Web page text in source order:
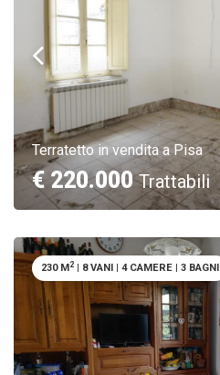
Terratetto in vendita a Pisa
€ 220.000Trattabili
230 M2 | 8 VANI | 4 CAMERE | 3 BAGNI